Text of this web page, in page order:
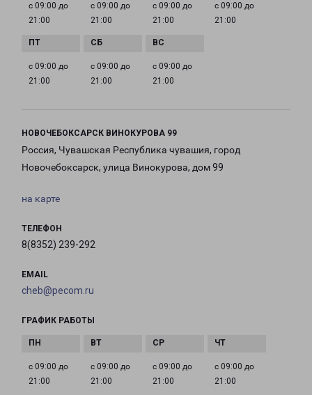
с 09:00 до
21:00
с 09:00 до
21:00
с 09:00 до
21:00
с 09:00 до
21:00
с 09:00 до
21:00
с 09:00 до
21:00
с 09:00 до
21:00
НОВОЧЕБОКСАРСК ВИНОКУРОВА 99
Россия, Чувашская Республика чувашия, город
Новочебоксарск, улица Винокурова, дом 99
на карте
ТЕЛЕФОН
8(8352) 239-292
EMAIL
cheb@pecom.ru
ГРАФИК РАБОТЫ
с 09:00 до
21:00
с 09:00 до
21:00
с 09:00 до
21:00
с 09:00 до
21:00